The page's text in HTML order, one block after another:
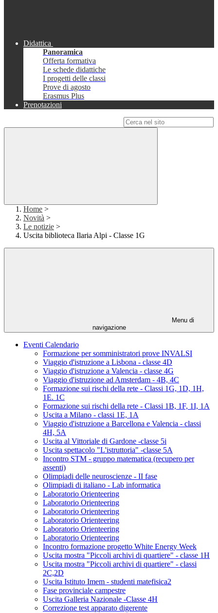
Didattica
Panoramica
Offerta formativa
Le schede didattiche
I progetti delle classi
Prove di agosto
Erasmus Plus
Prenotazioni
Home >
Novità >
Le notizie >
Uscita biblioteca Ilaria Alpi - Classe 1G
Menu di
navigazione
Eventi Calendario
Formazione per somministratori prove INVALSI
Viaggio d'istruzione a Lisbona - classe 4D
Viaggio d'istruzione a Valencia - classe 4G
Viaggio d'istruzione ad Amsterdam - 4B, 4C
Formazione sui rischi della rete - Classi 1G, 1D, 1H,
1E. 1C
Formazione sui rischi della rete - Classi 1B, 1F, 1I, 1A
Uscita a Milano - classi 1E, 1A
Viaggio d'istruzione a Barcellona e Valencia - classi
4H, 5A
Uscita al Vittoriale di Gardone -classe 5i
Uscita spettacolo "L'istruttoria" -classe 5A
Incontro STM - gruppo matematica (recupero per
assenti)
Olimpiadi delle neuroscienze - II fase
Olimpiadi di italiano - Lab informatica
Laboratorio Orienteering
Laboratorio Orienteering
Laboratorio Orienteering
Laboratorio Orienteering
Laboratorio Orienteering
Laboratorio Orienteering
Incontro formazione progetto White Energy Week
Uscita mostra "Piccoli archivi di quartiere" - classe 1H
Uscita mostra "Piccoli archivi di quartiere" - classi
2C,2D
Uscita Istituto Imem - studenti matefisica2
Fase provinciale campestre
Uscita Galleria Nazionale -Classe 4H
Correzione test apparato digerente